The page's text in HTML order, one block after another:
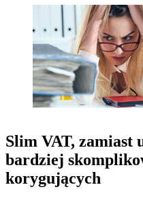
Slim VAT, zamiast
bardziej
korygujących